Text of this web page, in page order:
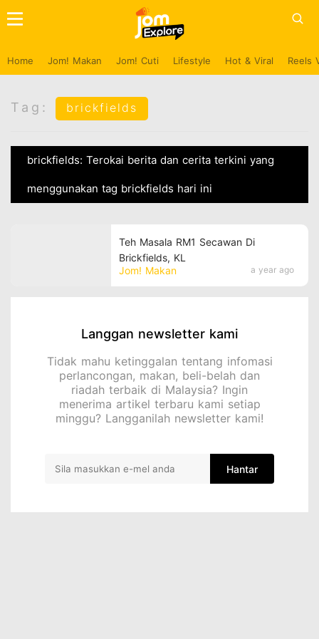
Home Jom! Makan Jom! Cuti Lifestyle Hot & Viral Reels
Tag: brickfields
brickfields: Terokai berita dan cerita terkini yang
menggunakan tag brickfields hari ini
Jom! Makan a year ago
Teh Masala RM1 Secawan Di
Brickfields, KL
Langgan newsletter kami
Tidak mahu ketinggalan tentang infomasi
perlancongan, makan, beli-belah dan
riadah terbaik di Malaysia? Ingin
menerima artikel terbaru kami setiap
minggu? Langganilah newsletter kami!
Hantar